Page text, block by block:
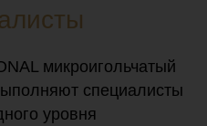
микроигольчатый
специалисты
уровня